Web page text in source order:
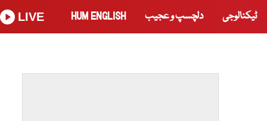
ٹیکنالوجی دلچسپ و عجیب HUM ENGLISH
LIVE